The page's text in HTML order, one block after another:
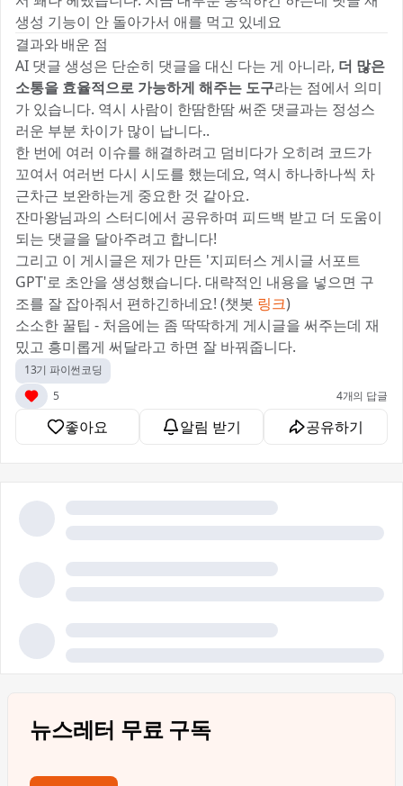
생성 기능이 안 돌아가서 애를 먹고 있네요 😭
결과와 배운 점
AI 댓글 생성은 단순히 댓글을 대신 다는 게 아니라, 더 많은
소통을 효율적으로 가능하게 해주는 도구라는 점에서 의미
가 있습니다. 역시 사람이 한땀한땀 써준 댓글과는 정성스
러운 부분 차이가 많이 납니다..
한 번에 여러 이슈를 해결하려고 덤비다가 오히려 코드가
꼬여서 여러번 다시 시도를 했는데요, 역시 하나하나씩 차
근차근 보완하는게 중요한 것 같아요.
잔마왕님과의 스터디에서 공유하며 피드백 받고 더 도움이
되는 댓글을 달아주려고 합니다! 🙌
그리고 이 게시글은 제가 만든 '지피터스 게시글 서포트
GPT'로 초안을 생성했습니다. 대략적인 내용을 넣으면 구
조를 잘 잡아줘서 편하긴하네요! (챗봇 링크)
소소한 꿀팁 - 처음에는 좀 딱딱하게 게시글을 써주는데 재
밌고 흥미롭게 써달라고 하면 잘 바꿔줍니다.
13기 파이썬코딩
5
4개의 답글
좋아요 알림 받기 공유하기
뉴스레터 무료 구독